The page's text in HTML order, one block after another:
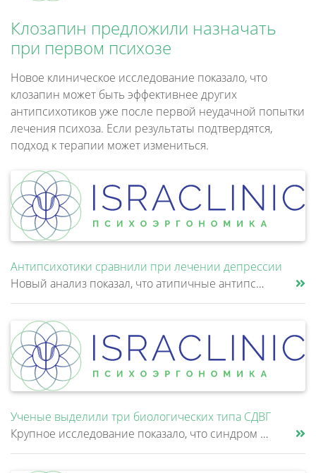
Клозапин предложили назначать
при первом психозе
Новое клиническое исследование показало, что
клозапин может быть эффективнее других
антипсихотиков уже после первой неудачной попытки
лечения психоза. Если результаты подтвердятся,
подход к терапии может измениться.
Антипсихотики сравнили при лечении депрессии
Новый анализ показал, что атипичные антипсихотики, которые иногда добавляют к антидепрессантам при большом депрессивном......
Ученые выделили три биологических типа СДВГ
Крупное исследование показало, что синдром дефицита внимания и гиперактивности (СДВГ) может включать не два, а три биоло......